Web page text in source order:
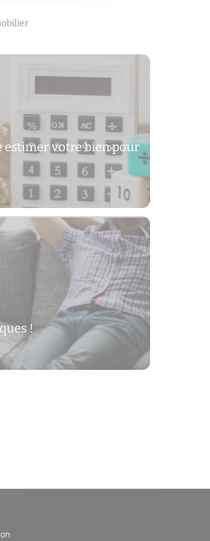
estimer votre bien pour
!